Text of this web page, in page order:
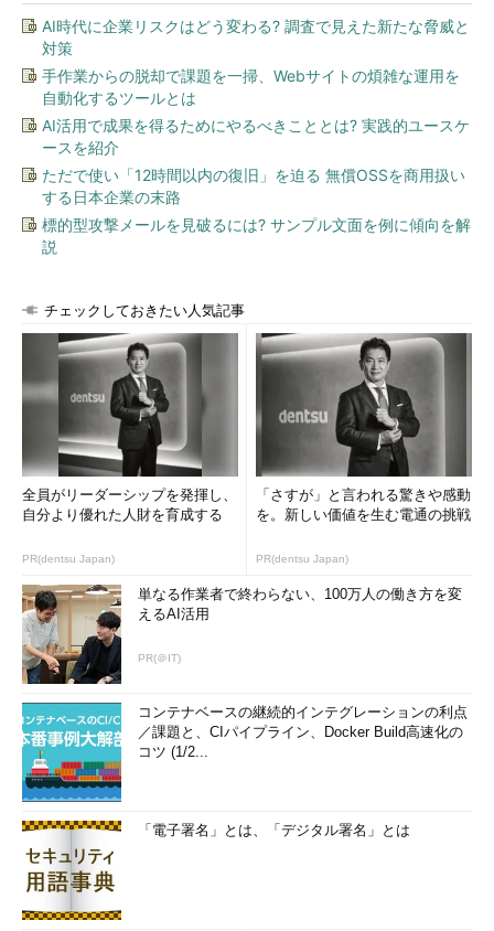
クライアントへ処理結果を送信。
（6）
プリンシパル、ミラーそれぞれでデータの書き込み処理を実施。
非同期モードでは、（3）〜（4）のミラーでの処理を待たな
いため、高速に動作します。
クライアントからの透過的な接続
AI時代に企業リスクはどう変わる? 調査で見えた新たな脅威と
対策
手作業からの脱却で課題を一掃、Webサイトの煩雑な運用を
自動化するツールとは
AI活用で成果を得るためにやるべきこととは? 実践的ユースケ
ースを紹介
ただで使い「12時間以内の復旧」を迫る 無償OSSを商用扱い
する日本企業の末路
標的型攻撃メールを見破るには? サンプル文面を例に傾向を解
説
チェックしておきたい人気記事
全員がリーダーシップを発揮し、
自分より優れた人財を育成する
PR(dentsu Japan)
「さすが」と言われる驚きや感動
を。新しい価値を生む電通の挑戦
PR(dentsu Japan)
単なる作業者で終わらない、100万人の働き方を変
えるAI活用
PR(＠IT)
コンテナベースの継続的インテグレーションの利点
／課題と、CIパイプライン、Docker Build高速化の
コツ (1/2...
「電子署名」とは、「デジタル署名」とは